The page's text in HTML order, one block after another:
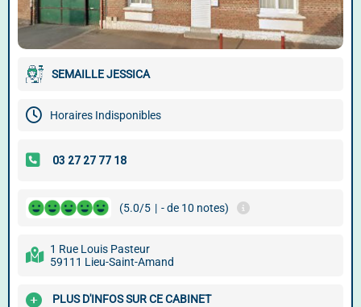
SEMAILLE JESSICA
Horaires Indisponibles
(5.0/5 | - de 10 notes)
1 Rue Louis Pasteur
59111 Lieu-Saint-Amand
PLUS D'INFOS SUR CE CABINET